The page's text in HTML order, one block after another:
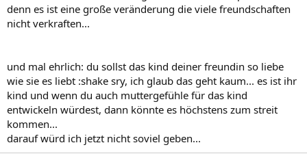
denn es ist eine große veränderung die viele freundschaften
nicht verkraften...
und mal ehrlich: du sollst das kind deiner freundin so liebe
wie sie es liebt :shake sry, ich glaub das geht kaum... es ist ihr
kind und wenn du auch muttergefühle für das kind
entwickeln würdest, dann könnte es höchstens zum streit
kommen...
darauf würd ich jetzt nicht soviel geben...